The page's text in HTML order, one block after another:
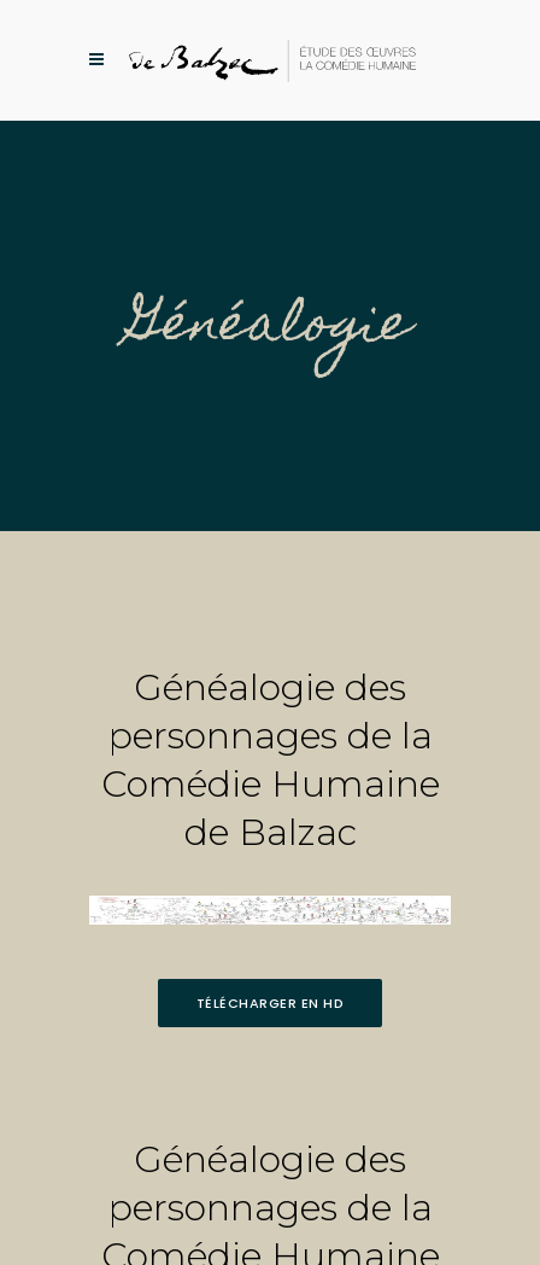
Généalogie
Généalogie des
personnages de la
Comédie Humaine
de Balzac
TÉLÉCHARGER EN HD
Généalogie des
personnages de la
Comédie Humaine